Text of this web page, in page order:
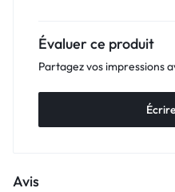
Évaluer ce produit
Partagez vos impressions
Avis